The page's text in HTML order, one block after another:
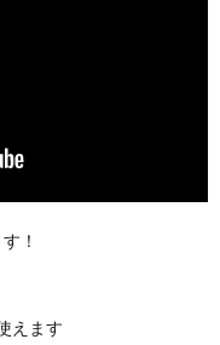
！
えます